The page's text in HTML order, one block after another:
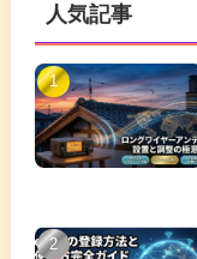
(16)
(7)
(5)
(4)
(4)
(1)
人気記事